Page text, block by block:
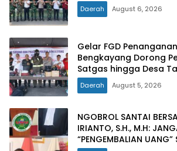
Daerah August 6, 2026
Gelar FGD
Bengkayang Dorong
Satgas hingga Desa
Daerah August 5, 2026
NGOBROL SANTAI
IRIANTO, S.H., M.H:
“PENGEMBALIAN